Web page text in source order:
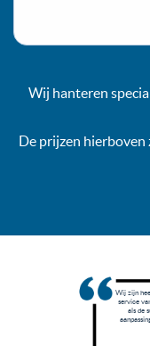
Wij hanteren
De prijzen hierboven
Wij zijn
service
als de